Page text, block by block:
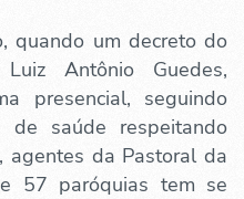
quando um decreto do
Antônio Guedes,
presencial, seguindo
de saúde respeitando
agentes da Pastoral da
57 paróquias tem se